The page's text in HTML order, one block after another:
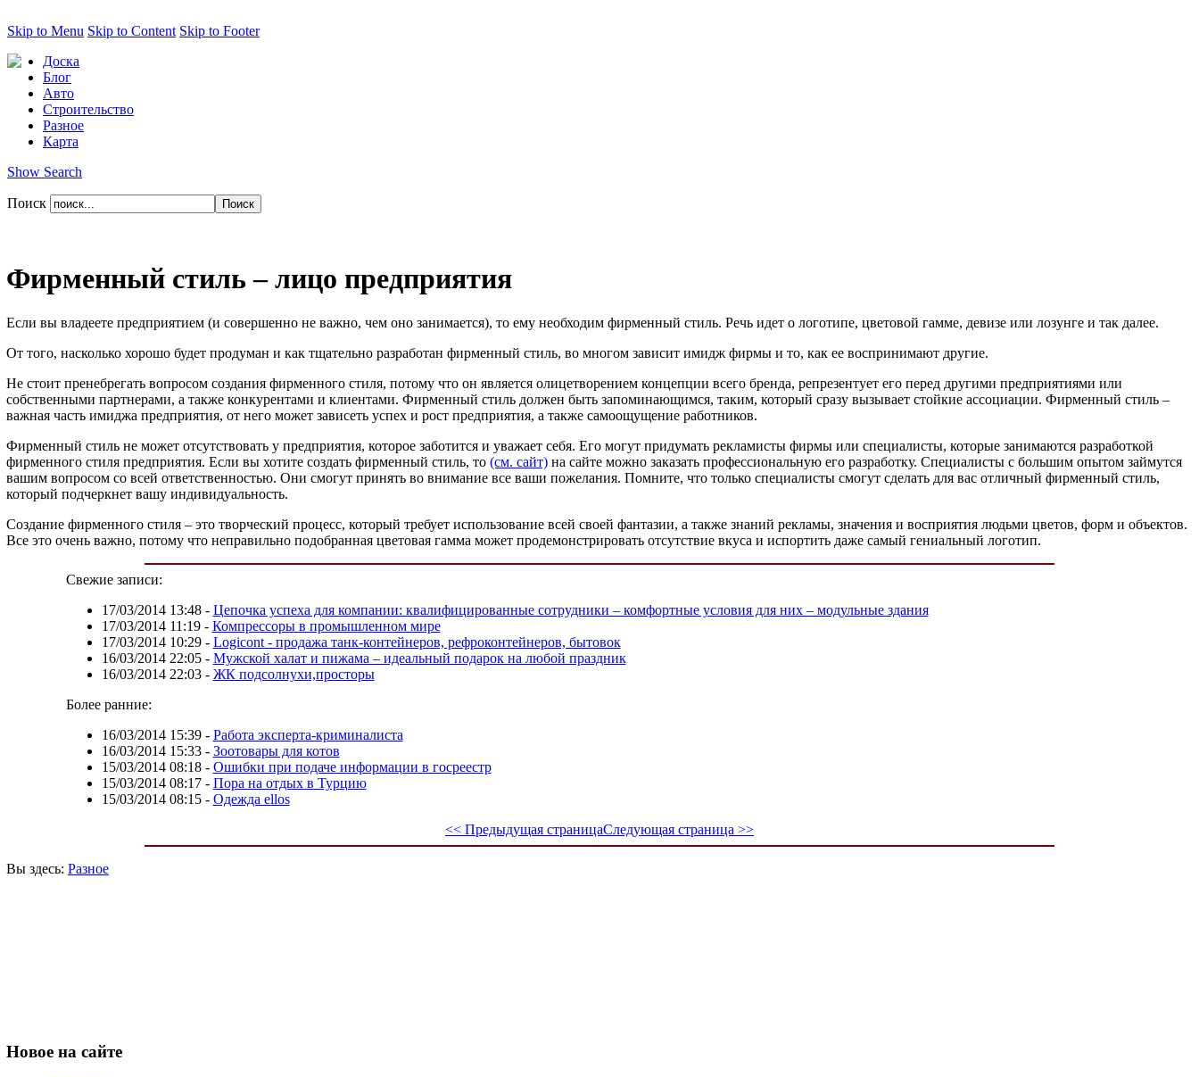
Skip to Menu Skip to Content Skip to Footer
Доска
Блог
Авто
Строительство
Разное
Карта
Show Search
Поиск
Фирменный стиль – лицо предприятия
Если вы владеете предприятием (и совершенно не важно, чем оно занимается), то ему необходим фирменный стиль. Речь идет о логотипе, цветовой гамме, девизе или лозунге и так далее.
От того, насколько хорошо будет продуман и как тщательно разработан фирменный стиль, во многом зависит имидж фирмы и то, как ее воспринимают другие.
Не стоит пренебрегать вопросом создания фирменного стиля, потому что он является олицетворением концепции всего бренда, репрезентует его перед другими предприятиями или
собственными партнерами, а также конкурентами и клиентами. Фирменный стиль должен быть запоминающимся, таким, который сразу вызывает стойкие ассоциации. Фирменный стиль –
важная часть имиджа предприятия, от него может зависеть успех и рост предприятия, а также самоощущение работников.
Фирменный стиль не может отсутствовать у предприятия, которое заботится и уважает себя. Его могут придумать рекламисты фирмы или специалисты, которые занимаются разработкой
фирменного стиля предприятия. Если вы хотите создать фирменный стиль, то (см. сайт) на сайте можно заказать профессиональную его разработку. Специалисты с большим опытом займутся
вашим вопросом со всей ответственностью. Они смогут принять во внимание все ваши пожелания. Помните, что только специалисты смогут сделать для вас отличный фирменный стиль,
который подчеркнет вашу индивидуальность.
Создание фирменного стиля – это творческий процесс, который требует использование всей своей фантазии, а также знаний рекламы, значения и восприятия людьми цветов, форм и объектов.
Все это очень важно, потому что неправильно подобранная цветовая гамма может продемонстрировать отсутствие вкуса и испортить даже самый гениальный логотип.
Свежие записи:
17/03/2014 13:48- Цепочка успеха для компании: квалифицированные сотрудники – комфортные условия для них – модульные здания
17/03/2014 11:19- Компрессоры в промышленном мире
17/03/2014 10:29- Logicont - продажа танк-контейнеров, рефроконтейнеров, бытовок
16/03/2014 22:05- Мужской халат и пижама – идеальный подарок на любой праздник
16/03/2014 22:03- ЖК подсолнухи,просторы
Более ранние:
16/03/2014 15:39- Работа эксперта-криминалиста
16/03/2014 15:33- Зоотовары для котов
15/03/2014 08:18- Ошибки при подаче информации в госреестр
15/03/2014 08:17- Пора на отдых в Турцию
15/03/2014 08:15- Одежда ellos
<< Предыдущая страницаСледующая страница >>
Вы здесь: Разное
Новое на сайте